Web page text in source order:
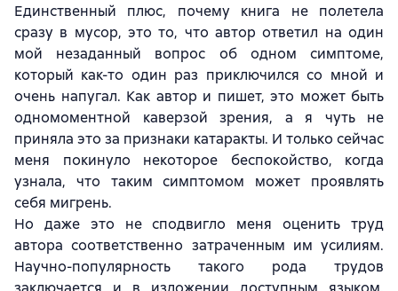
Единственный плюс, почему книга не полетела
сразу в мусор, это то, что автор ответил на один
мой незаданный вопрос об одном симптоме,
который как-то один раз приключился со мной и
очень напугал. Как автор и пишет, это может быть
одномоментной каверзой зрения, а я чуть не
приняла это за признаки катаракты. И только сейчас
меня покинуло некоторое беспокойство, когда
узнала, что таким симптомом может проявлять
себя мигрень.
Но даже это не сподвигло меня оценить труд
автора соответственно затраченным им усилиям.
Научно-популярность такого рода трудов